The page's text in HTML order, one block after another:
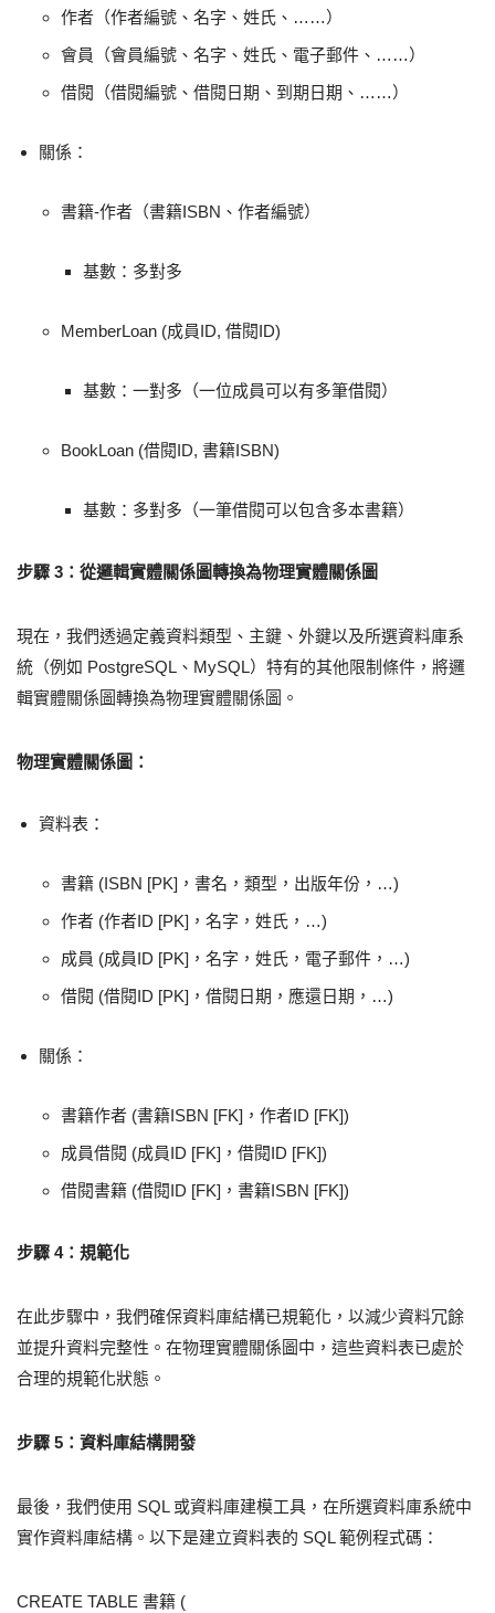
作者（作者編號、名字、姓氏、……）
會員（會員編號、名字、姓氏、電子郵件、……）
借閱（借閱編號、借閱日期、到期日期、……）
關係：
書籍-作者（書籍ISBN、作者編號）
基數：多對多
MemberLoan (成員ID, 借閱ID)
基數：一對多（一位成員可以有多筆借閱）
BookLoan (借閱ID, 書籍ISBN)
基數：多對多（一筆借閱可以包含多本書籍）
步驟 3：從邏輯實體關係圖轉換為物理實體關係圖
現在，我們透過定義資料類型、主鍵、外鍵以及所選資料庫系
統（例如 PostgreSQL、MySQL）特有的其他限制條件，將邏
輯實體關係圖轉換為物理實體關係圖。
物理實體關係圖：
資料表：
書籍 (ISBN [PK]，書名，類型，出版年份，…)
作者 (作者ID [PK]，名字，姓氏，…)
成員 (成員ID [PK]，名字，姓氏，電子郵件，…)
借閱 (借閱ID [PK]，借閱日期，應還日期，…)
關係：
書籍作者 (書籍ISBN [FK]，作者ID [FK])
成員借閱 (成員ID [FK]，借閱ID [FK])
借閱書籍 (借閱ID [FK]，書籍ISBN [FK])
步驟 4：規範化
在此步驟中，我們確保資料庫結構已規範化，以減少資料冗餘
並提升資料完整性。在物理實體關係圖中，這些資料表已處於
合理的規範化狀態。
步驟 5：資料庫結構開發
最後，我們使用 SQL 或資料庫建模工具，在所選資料庫系統中
實作資料庫結構。以下是建立資料表的 SQL 範例程式碼：
CREATE TABLE 書籍 (